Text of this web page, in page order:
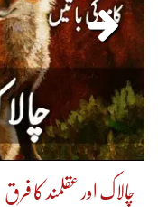
چالاک اور عقلمند کا فرق